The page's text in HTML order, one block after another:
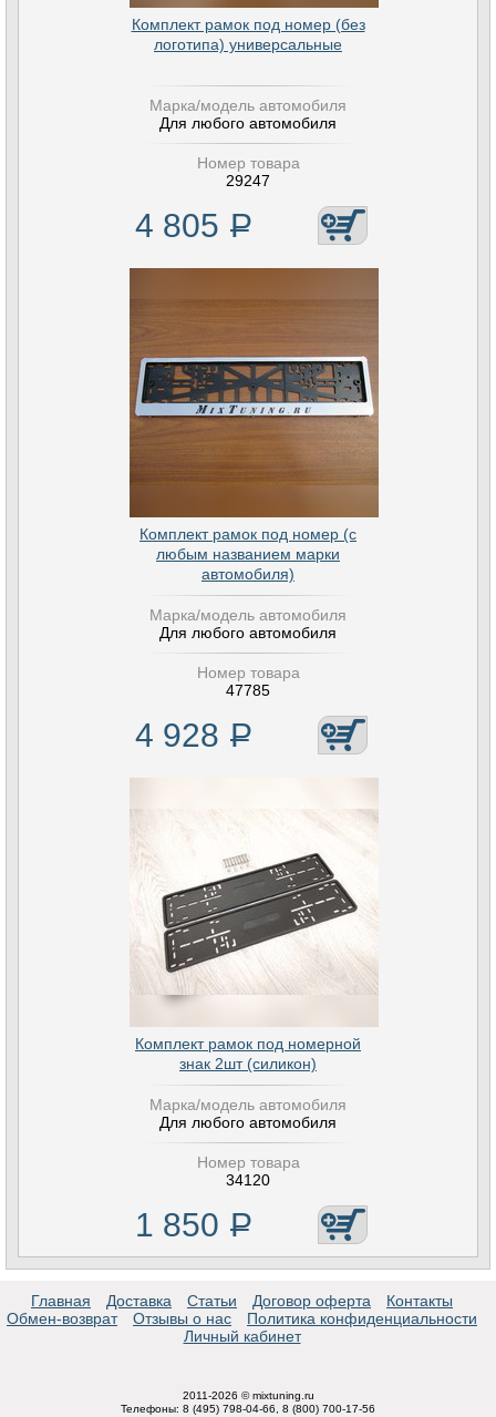
Комплект рамок под номер (без
логотипа) универсальные
Марка/модель автомобиля
Для любого автомобиля
Номер товара
29247
4 805 Р
Комплект рамок под номер (с
любым названием марки
автомобиля)
Марка/модель автомобиля
Для любого автомобиля
Номер товара
47785
4 928 Р
Комплект рамок под номерной
знак 2шт (силикон)
Марка/модель автомобиля
Для любого автомобиля
Номер товара
34120
1 850 Р
Главная Доставка Статьи Договор оферта
Контакты
Обмен-возврат
Отзывы о нас
Политика конфиденциальности
Личный кабинет
2011-2026 © mixtuning.ru
Телефоны: 8 (495) 798-04-66, 8 (800) 700-17-56